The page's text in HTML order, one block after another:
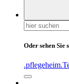
Suchen
nach:
Oder sehen Sie
.pflegeheim